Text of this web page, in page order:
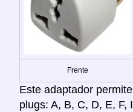
Frente
Este adaptador
plugs: A, B, C, D, E, F,